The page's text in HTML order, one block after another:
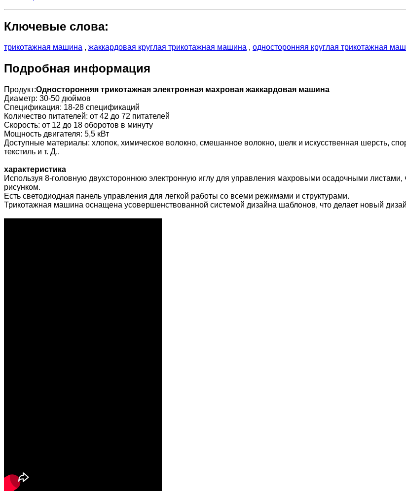
Ключевые слова:
трикотажная машина , жаккардовая круглая трикотажная машина , односторонняя круглая трикотажная
Подробная информация
Продукт:Односторонняя трикотажная электронная махровая жаккардовая машина
Диаметр: 30-50 дюймов
Спецификация: 18-28 спецификаций
Количество питателей: от 42 до 72 питателей
Скорость: от 12 до 18 оборотов в минуту
Мощность двигателя: 5,5 кВт
Доступные материалы: хлопок, химическое волокно, смешанное волокно, шелк и искусственная шерсть,
текстиль и т. Д..
характеристика
Используя 8-головную двухстороннюю электронную иглу для управления махровыми осадочными
рисунком.
Есть светодиодная панель управления для легкой работы со всеми режимами и структурами.
Трикотажная машина оснащена усовершенствованной системой дизайна шаблонов, что делает новый